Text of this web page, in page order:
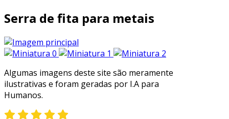
Serra de fita para metais
Algumas imagens deste site são meramente
ilustrativas e foram geradas por I.A para
Humanos.